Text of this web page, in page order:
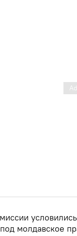
молдавское